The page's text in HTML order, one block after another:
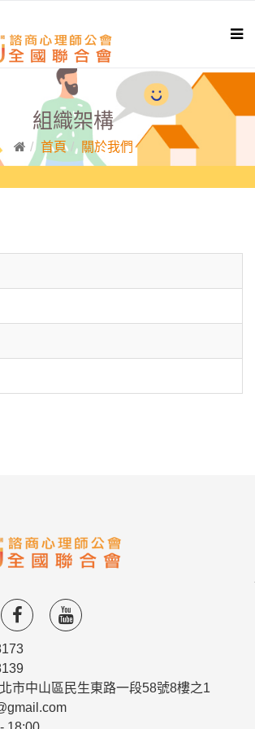
組織架構
首頁 關於我們
市中山區民生東路一段58號8樓之1